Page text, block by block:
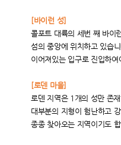
[바이런 성]
콜포트 대륙의 세번 째 바이
섬의 중앙에 위치하고 있습
이어져있는 입구로 진입하
[로덴 마을]
로덴 지역은 1개의 성만 존
대부분의 지형이 험난하고
종종 찾아오는 지역이기도 합